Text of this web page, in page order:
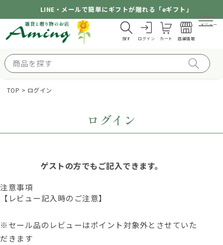
LINE・メールで簡単にギフトが贈れる「eギフト」
探す ログイン カート 店舗情報
メニュー
TOP ログイン
ログイン
ゲストの方でもご記入できます。
注意事項
【レビュー記入時のご注意】
※セール品のレビューはポイント対象外とさせていた
だきます